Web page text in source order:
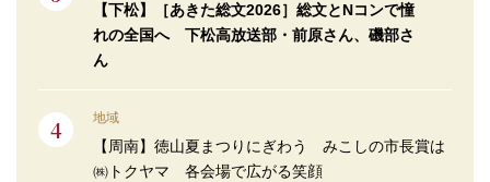
【下松】［あきた総文2026］総文とNコンで憧
れの全国へ 下松高放送部・前原さん、磯部さ
ん
地域
【周南】徳山夏まつりにぎわう みこしの市長賞は
㈱トクヤマ 各会場で広がる笑顔